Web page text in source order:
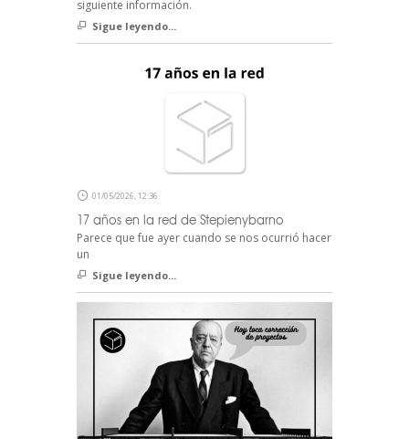
siguiente información.
Sigue leyendo...
01/05/2026, 12:36
17 años en la red de Stepienybarno
Parece que fue ayer cuando se nos ocurrió hacer
un
Sigue leyendo...